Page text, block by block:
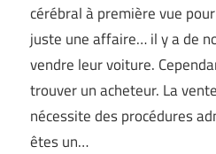
cérébral à première vue
juste une affaire… il y a de
vendre leur voiture.
trouver un acheteur. La
nécessite des procédures
êtes un…